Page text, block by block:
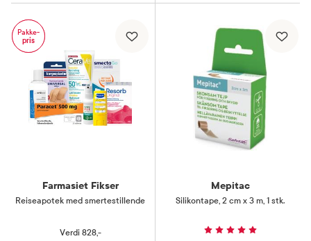
Pakke-
pris
Farmasiet Fikser
Reiseapotek med smertestillende
Verdi 828,-
Mepitac
Silikontape, 2 cm x 3 m, 1 stk.